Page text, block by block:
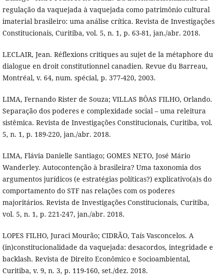
regulação da vaquejada à vaquejada como patrimônio cultural
imaterial brasileiro: uma análise crítica. Revista de Investigações
Constitucionais, Curitiba, vol. 5, n. 1, p. 63-81, jan./abr. 2018.
LECLAIR, Jean. Réflexions critiques au sujet de la métaphore du
dialogue en droit constitutionnel canadien. Revue du Barreau,
Montréal, v. 64, num. spécial, p. 377-420, 2003.
LIMA, Fernando Rister de Souza; VILLAS BÔAS FILHO, Orlando.
Separação dos poderes e complexidade social – uma releitura
sistêmica. Revista de Investigações Constitucionais, Curitiba, vol.
5, n. 1, p. 189-220, jan./abr. 2018.
LIMA, Flávia Danielle Santiago; GOMES NETO, José Mário
Wanderley. Autocontenção à brasileira? Uma taxonomia dos
argumentos jurídicos (e estratégias políticas?) explicativo(a)s do
comportamento do STF nas relações com os poderes
majoritários. Revista de Investigações Constitucionais, Curitiba,
vol. 5, n. 1, p. 221-247, jan./abr. 2018.
LOPES FILHO, Juraci Mourão; CIDRÃO, Taís Vasconcelos. A
(in)constitucionalidade da vaquejada: desacordos, integridade e
backlash. Revista de Direito Econômico e Socioambiental,
Curitiba, v. 9, n. 3, p. 119-160, set./dez. 2018.